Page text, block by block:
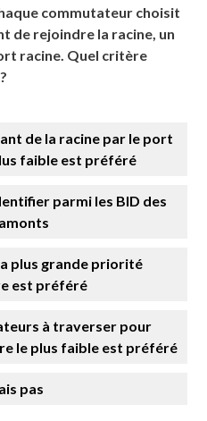
commutateur choisit
de rejoindre la racine, un
racine. Quel critère
de la racine par le port
faible est préféré
parmi les BID des
plus grande priorité
est préféré
à traverser pour
le plus faible est préféré
pas